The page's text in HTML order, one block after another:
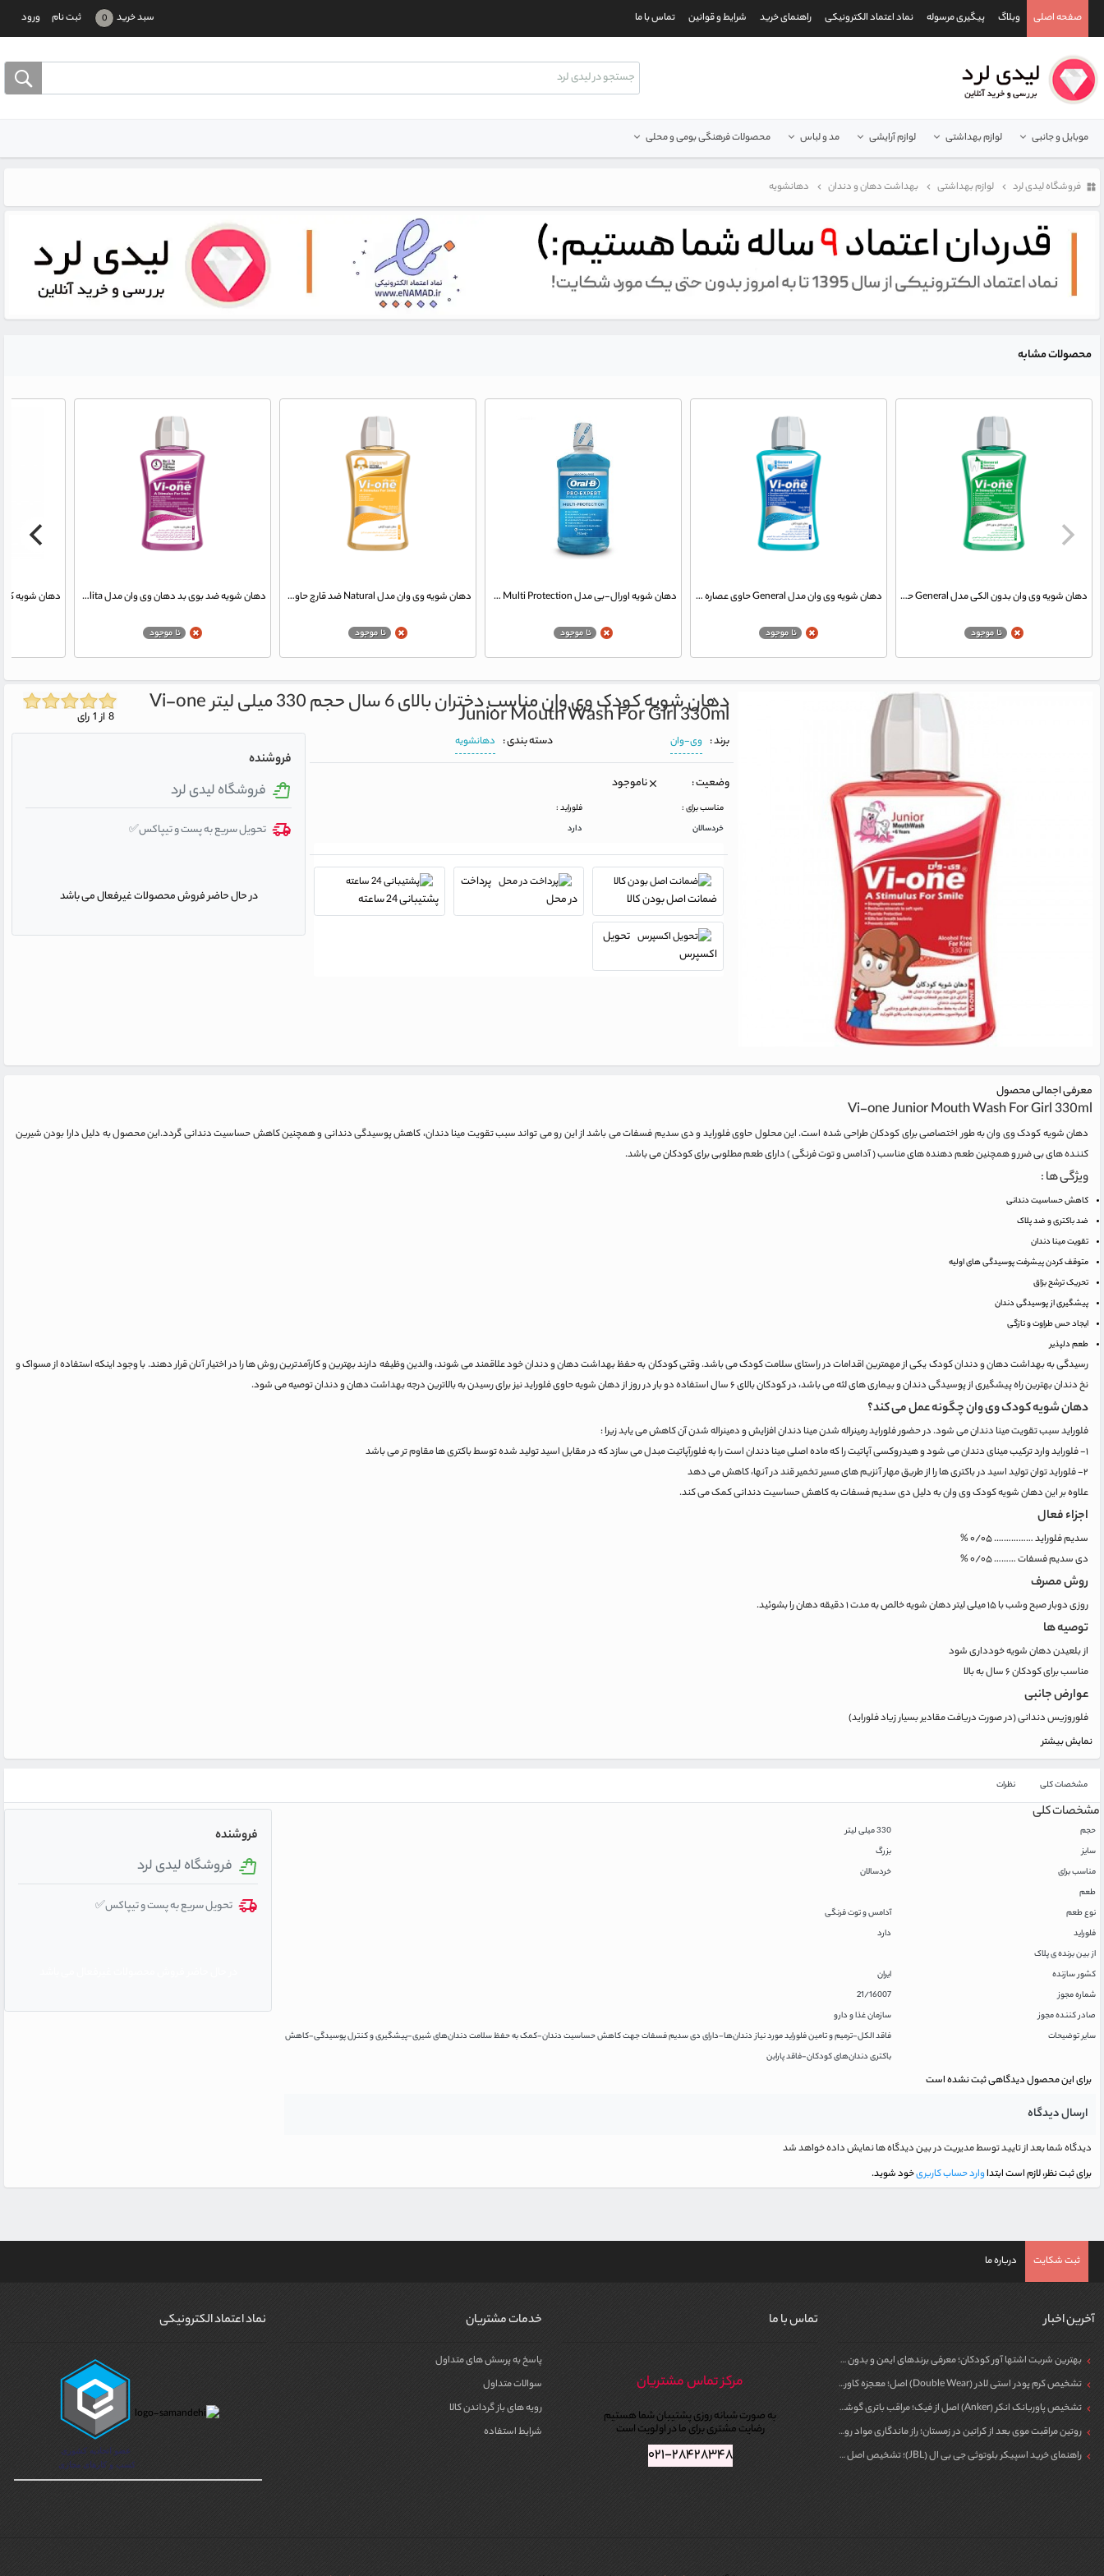
ورود ثبت نام سبد خرید 0 صفحه اصلی وبلاگ پیگیری مرسوله نماد اعتماد الکترونیکی راهنمای خرید شرایط و قوانین تماس با ما
موبایل و جانبی لوازم بهداشتی لوازم آرایشی مد و لباس محصولات فرهنگی بومی و محلی
فروشگاه لیدی لرد لوازم بهداشتی بهداشت دهان و دندان دهانشویه
محصولات مشابه
دهان شویه وی وان بدون الکی مدل General حاوی عصاره نعناع تازه حجم 330 میلی لیتر دهان شویه وی وان مدل General حاوی عصاره نعناع تند حجم 330 میلی لیتر دهان شویه اورال-بی مدل Multi Protection حجم 250 میلی لیتر دهان شویه وی وان مدل Natural ضد قارچ حاوی عصاره زنجبیل حجم 330 میلی لیتر دهان شویه ضد بوی بد دهان وی وان مدل Halita حجم 330 میلی لیتر
دهان شویه کودک وی وان مناسب دختران بالای 6 سال حجم 330 میلی لیتر Vi-one Junior Mouth Wash For Girl 330ml
برند : وی-وان دسته بندی : دهانشویه
وضعیت : ناموجود
مناسب برای :
خردسالان
فلوراید :
دارد
ضمانت اصل بودن کالا
پرداخت
در محل
پشتیبانی 24 ساعته
تحویل
اکسپرس
فروشنده
فروشگاه لیدی لرد
تحویل سریع به پست و تیپاکس✅
در حال حاضر فروش محصولات غیرفعال می باشد
معرفی اجمالی محصول
Vi-one Junior Mouth Wash For Girl 330ml
دهان شویه کودک وی وان به طور اختصاصی برای کودکان طراحی شده است. این محلول حاوی فلوراید و دی سدیم فسفات می باشد از این رو می تواند سبب تقویت مینا دندان، کاهش پوسیدگی دندانی و همچنین کاهش حساسیت دندانی گردد.این محصول به دلیل دارا بودن شیرین
کننده های بی ضرر و همچنین طعم دهنده های مناسب ( آدامس و توت فرنگی ) دارای طعم مطلوبی برای کودکان می باشد.
ویژگی ها :
کاهش حساسیت دندانی
ضد باکتری و ضد پلاک
تقویت مینا دندان
متوقف کردن پیشرفت پوسیدگی های اولیه
تحریک ترشح بزاق
پیشگیری از پوسیدگی دندان
ایجاد حس طراوت و تازگی
طعم دلپذیر
رسیدگی به بهداشت دهان و دندان کودک یکی از مهمترین اقدامات در راستای سلامت کودک می باشد. وقتی کودکان به حفظ بهداشت دهان و دندان خود علاقمند می شوند، والدین وظیفه دارند بهترین و کارآمدترین روش ها را در اختیار آنان قرار دهند. با وجود اینکه استفاده از مسواک و
نخ دندان بهترین راه پیشگیری از پوسیدگی دندان و بیماری های لثه می باشد، در کودکان بالای ۶ سال استفاده دو بار در روز از دهان شویه حاوی فلوراید نیز برای رسیدن به بالاترین درجه بهداشت دهان و دندان توصیه می شود.
دهان شویه کودک وی وان چگونه عمل می کند؟
فلوراید سبب تقویت مینا دندان می شود. در حضور فلوراید رمینراله شدن مینا دندان افزایش و دمینراله شدن آن کاهش می یابد زیرا :
۱- فلوراید وارد ترکیب مینای دندان می شود و هیدروکسی آپاتیت را که ماده اصلی مینا دندان است را به فلورآپاتیت مبدل می سازد که در مقابل اسید تولید شده توسط باکتری ها مقاوم تر می باشد
۲- فلوراید توان تولید اسید در باکتری ها را از طریق مهار آنزیم های مسیر تخمیر قند در آنها، کاهش می دهد
علاوه بر این دهان شویه کودک وی وان به دلیل دی سدیم فسفات به کاهش حساسیت دندانی کمک می کند.
اجزاء فعال
سدیم فلوراید ……………. ۰/۰۵ %
دی سدیم فسفات ……… ۰/۰۵ %
روش مصرف
روزی دوبار صبح وشب با ۱۵ میلی لیتر دهان شویه خالص به مدت ۱ دقیقه دهان را بشوئید.
توصیه ها
از بلعیدن دهان شویه خودداری شود
مناسب برای کودکان ۶ سال به بالا
عوارض جانبی
فلوروزیس دندانی (در صورت دریافت مقادیر بسیار زیاد فلوراید)
نمایش بیشتر
مشخصات کلی نظرات
مشخصات کلی
حجم
330 میلی لیتر
سایز
بزرگ
مناسب برای
خردسالان
طعم
نوع طعم
آدامس و توت فرنگی
فلوراید
دارد
از بین برنده ی پلاک
کشور سازنده
ایران
شماره مجوز
21/16007
صادر کننده مجوز
سازمان غذا و دارو
سایر توضیحات
فاقد الکل-ترمیم و تامین فلوراید مورد نیاز دندان‌ها-دارای دی سدیم فسفات جهت کاهش حساسیت دندان-کمک به حفظ سلامت دندان‌های شیری-پیشگیری و کنترل پوسیدگی-کاهش
باکتری دندان‌های کودکان-فاقد پارابن
برای این محصول دیدگاهی ثبت نشده است
ارسال دیدگاه
دیدگاه شما بعد از تایید توسط مدیریت در بین دیدگاه ها نمایش داده خواهد شد
برای ثبت نظر، لازم است ابتداوارد حساب کاربریخود شوید.
فروشنده
فروشگاه لیدی لرد
تحویل سریع به پست و تیپاکس✅
ثبت شکایت درباره ما
آخرین اخبار
بهترین شربت اشتها آور کودکان؛ معرفی برندهای ایمن و بدون سیپروهپتادین
تشخیص کرم پودر استی لادر (Double Wear) اصل؛ معجزه کاور برای پوست
تشخیص پاوربانک انکر (Anker) اصل از فیک؛ مراقب باتری گوشی خود باشید!
روتین مراقبت موی بعد از کراتین در زمستان؛ راز ماندگاری مواد روی مو
راهنمای خرید اسپیکر بلوتوثی جی بی ال (JBL)؛ تشخیص اصل از فیک برای مهمونی
تماس با ما
مرکز تماس مشتریان
به صورت شبانه روزی پشتیبان شما هستیم
رضایت مشتری برای ما در اولویت است
۰۲۱-۲۸۴۲۸۳۴۸
خدمات مشتریان
پاسخ به پرسش های متداول
سوالات متداول
رویه های باز گرداندن کالا
شرایط استفاده
نماد اعتماد الکترونیکی